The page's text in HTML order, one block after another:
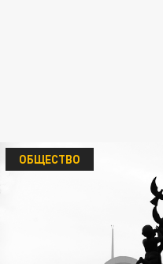
ОБЩЕСТВО